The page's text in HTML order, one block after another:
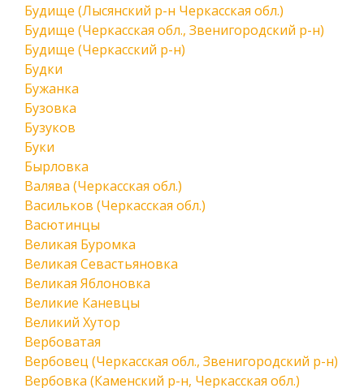
Будище (Лысянский р-н Черкасская обл.)
Будище (Черкасская обл., Звенигородский р-н)
Будище (Черкасский р-н)
Будки
Бужанка
Бузовка
Бузуков
Буки
Бырловка
Валява (Черкасская обл.)
Васильков (Черкасская обл.)
Васютинцы
Великая Буромка
Великая Севастьяновка
Великая Яблоновка
Великие Каневцы
Великий Хутор
Вербоватая
Вербовец (Черкасская обл., Звенигородский р-н)
Вербовка (Каменский р-н, Черкасская обл.)